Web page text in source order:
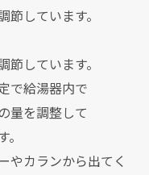
しています。
しています。
で給湯器内で
量を調整して
やカランから出てく